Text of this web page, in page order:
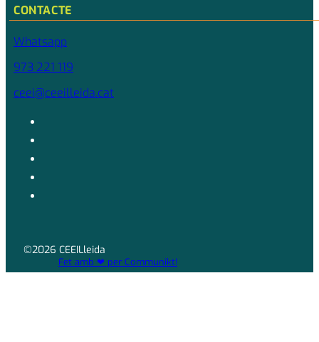
CONTACTE
Whatsapp
973 221 119
ceei@ceeilleida.cat
©2026 CEEILleida
Fet amb ❤ per Communikt!